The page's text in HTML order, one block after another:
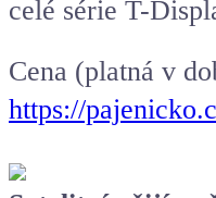
celé série T-
Cena (platná v
https://